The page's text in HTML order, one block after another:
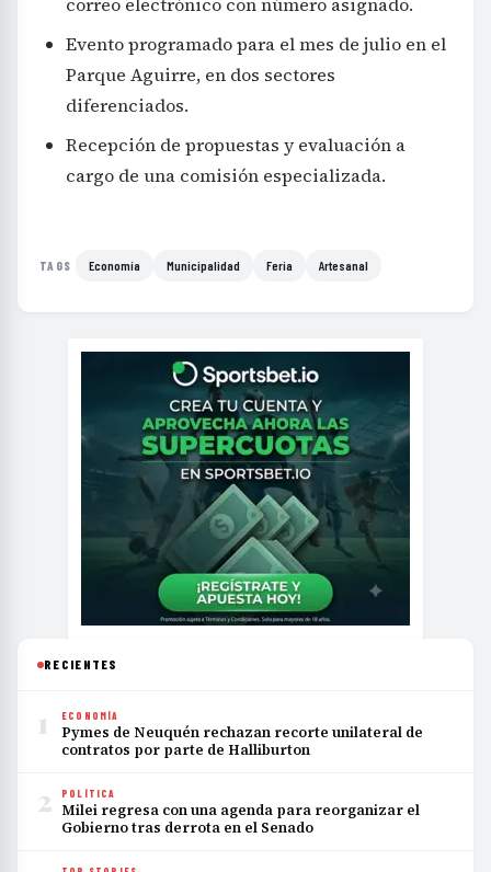
Evento programado para el mes de julio en el
Parque Aguirre, en dos sectores
diferenciados.
Recepción de propuestas y evaluación a
cargo de una comisión especializada.
TAGS Economía Municipalidad Feria Artesanal
RECIENTES
1 ECONOMÍA
Pymes de Neuquén rechazan recorte unilateral de
contratos por parte de Halliburton
2 POLÍTICA
Milei regresa con una agenda para reorganizar el
Gobierno tras derrota en el Senado